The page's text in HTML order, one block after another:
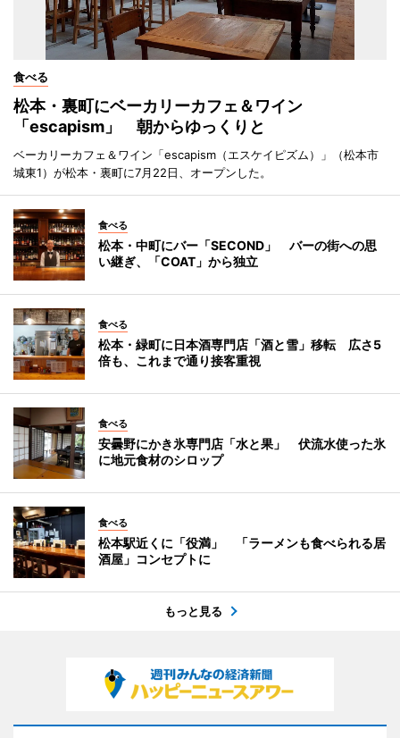
食べる
松本・裏町にベーカリーカフェ＆ワイン
「escapism」 朝からゆっくりと
ベーカリーカフェ＆ワイン「escapism（エスケイピズム）」（松本市
城東1）が松本・裏町に7月22日、オープンした。
食べる
松本・中町にバー「SECOND」 バーの街への思
い継ぎ、「COAT」から独立
食べる
松本・緑町に日本酒専門店「酒と雪」移転 広さ5
倍も、これまで通り接客重視
食べる
安曇野にかき氷専門店「水と果」 伏流水使った氷
に地元食材のシロップ
食べる
松本駅近くに「役満」 「ラーメンも食べられる居
酒屋」コンセプトに
もっと見る